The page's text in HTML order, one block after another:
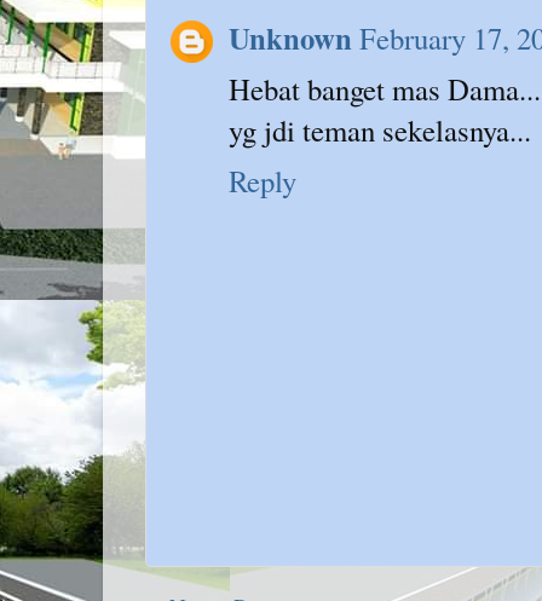
UnknownFebruary 17,
Hebat banget mas
yg jdi teman sekelasnya...
Reply